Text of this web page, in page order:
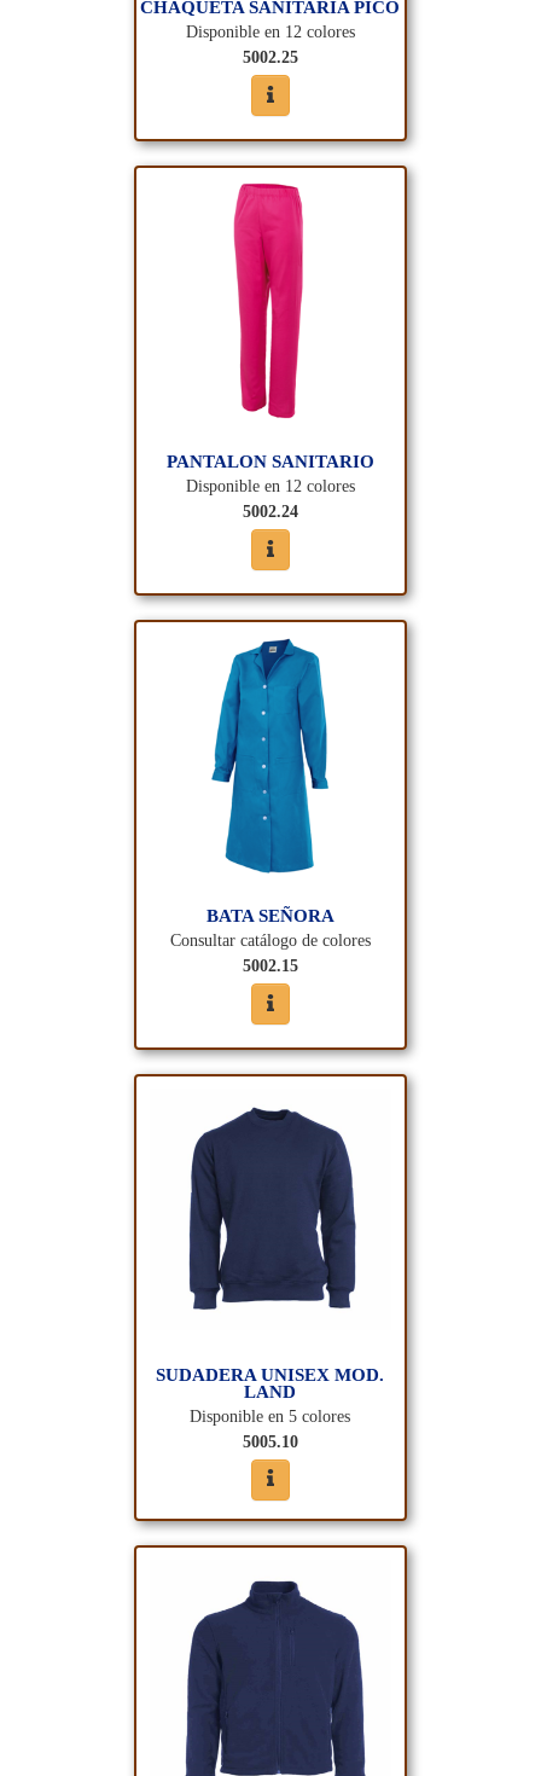
CHAQUETA SANITARIA PICO
Disponible en 12 colores
5002.25
PANTALON SANITARIO
Disponible en 12 colores
5002.24
BATA SEÑORA
Consultar catálogo de colores
5002.15
SUDADERA UNISEX MOD.
LAND
Disponible en 5 colores
5005.10